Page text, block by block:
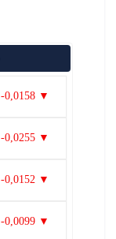
-0,0158 ▼
-0,0255 ▼
-0,0152 ▼
-0,0099 ▼